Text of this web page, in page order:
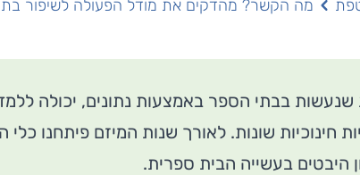
מה הקשר? מהדקים את מודל הפעולה לשיפור
שנעשות בבתי הספר באמצעות נתונים, יכולה
חינוכיות שונות. לאורך שנות המיזם פיתחנו כלי
היבטים בעשייה הבית ספרית.